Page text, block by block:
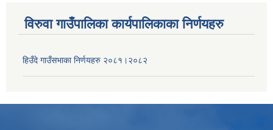
विरुवा गाउँपालिका कार्यपालिकाका निर्णयहरु
हिउँदे गाउँसभाका निर्णयहरु २०८१।२०८२